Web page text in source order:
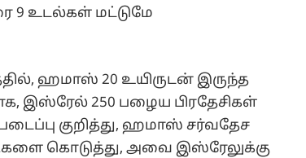
9 உடல்கள் மட்டுமே
ஹமாஸ் 20 உயிருடன் இருந்த
இஸ்ரேல் 250 பழைய பிரதேசிகள்
குறித்து, ஹமாஸ் சர்வதேச
கொடுத்து, அவை இஸ்ரேலுக்கு